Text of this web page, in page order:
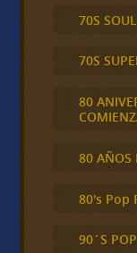
70S
70S
80
80 AÑOS
80's Pop
90´S